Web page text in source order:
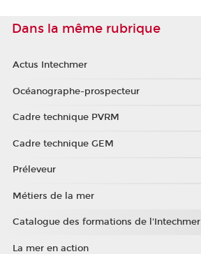
Dans la même rubrique
Actus Intechmer
Océanographe-prospecteur
Cadre technique PVRM
Cadre technique GEM
Préleveur
Métiers de la mer
Catalogue des formations de l'Intechmer
La mer en action